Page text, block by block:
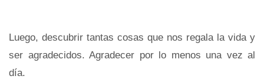
Luego, descubrir tantas cosas que nos regala la vida y
ser agradecidos. Agradecer por lo menos una vez al
día.